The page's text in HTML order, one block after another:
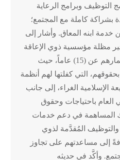
التوظيف وبرامج الرعاية
بشراكة كاملة مع المجتمع؛
خدمة ابنه المعاق. وأشار إلى
مظلة مؤسسية ذوي الإعاقة
الكبار حركياً ممَّن تزيد أعمارهم عن (15) عاماً، حيث
التي كفلتها لهم أنظمة
الإسلامية الغراء، إلى جانب
العام باحتياجات وحقوق
المساهمة في دعم خدمات
والتوظيف المُقدَّمة لذوي
إلى مساعدتهم على تجاوز
وأكَّد في حديثه